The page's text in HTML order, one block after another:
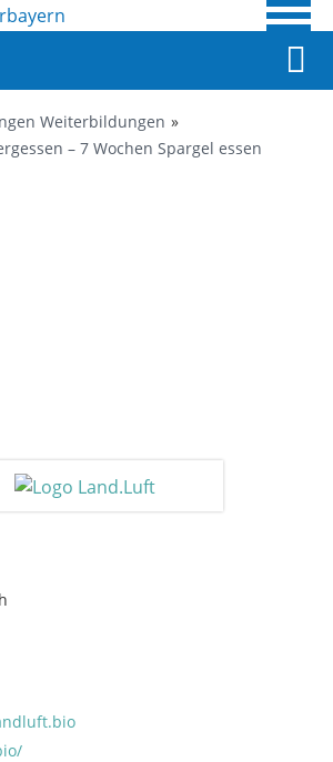
Weiterbildungen
– 7 Wochen Spargel essen